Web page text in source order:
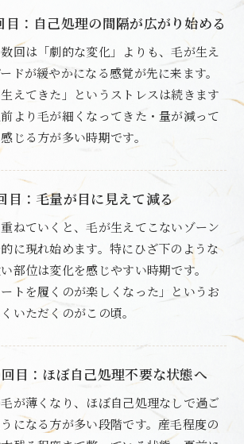
目：自己処理の間隔が広がり始める
回は「劇的な変化」よりも、毛が生え
ドが緩やかになる感覚が先に来ます。
生えてきた」というストレスは続きます
より毛が細くなってきた・量が減って
じる方が多い時期です。
目：毛量が目に見えて減る
ねていくと、毛が生えてこないゾーン
に現れ始めます。特にひざ下のような
部位は変化を感じやすい時期です。
ートを履くのが楽しくなった」というお
いただくのがこの頃。
目：ほぼ自己処理不要な状態へ
が薄くなり、ほぼ自己処理なしで過ご
になる方が多い段階です。産毛程度の